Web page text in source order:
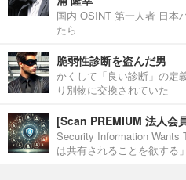
国内 OSINT 第一人者 日本
たら
脆弱性診断を盗んだ男
かくして「良い診断」の定
り別物に交換されていた
[Scan PREMIUM 法人会
Security Information Wants
は共有されることを欲する」